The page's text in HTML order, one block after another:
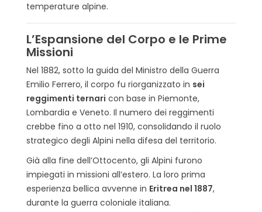
temperature alpine.
L’Espansione del Corpo e le Prime
Missioni
Nel 1882, sotto la guida del Ministro della Guerra
Emilio Ferrero, il corpo fu riorganizzato in sei
reggimenti ternari con base in Piemonte,
Lombardia e Veneto. Il numero dei reggimenti
crebbe fino a otto nel 1910, consolidando il ruolo
strategico degli Alpini nella difesa del territorio.
Già alla fine dell’Ottocento, gli Alpini furono
impiegati in missioni all’estero. La loro prima
esperienza bellica avvenne in Eritrea nel 1887,
durante la guerra coloniale italiana.